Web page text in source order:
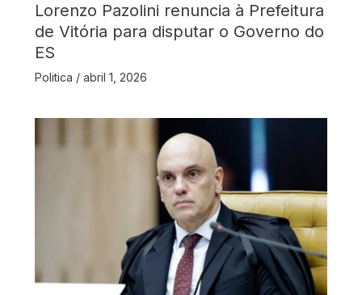
Lorenzo Pazolini renuncia à Prefeitura
de Vitória para disputar o Governo do
ES
Politica / abril 1, 2026